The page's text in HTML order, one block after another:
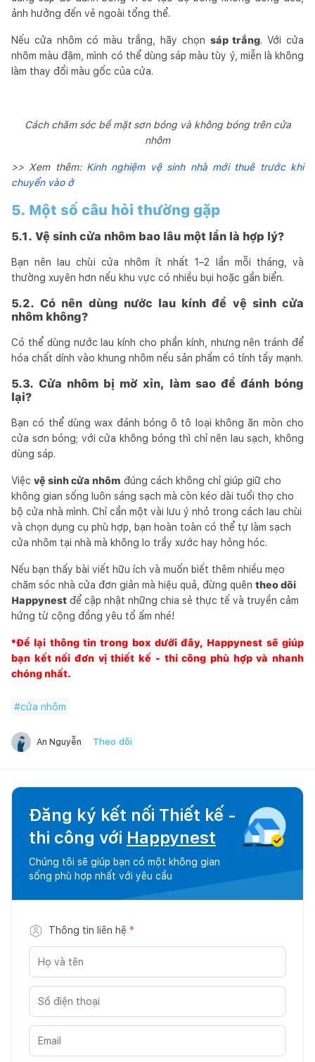
ảnh hưởng đến vẻ ngoài tổng thể.
Nếu cửa nhôm có màu trắng, hãy chọn sáp trắng. Với cửa
nhôm màu đậm, mình có thể dùng sáp màu tùy ý, miễn là không
làm thay đổi màu gốc của cửa.
Cách chăm sóc bề mặt sơn bóng và không bóng trên cửa
nhôm
>> Xem thêm: Kinh nghiệm vệ sinh nhà mới thuê trước khi
chuyển vào ở
5. Một số câu hỏi thường gặp
5.1. Vệ sinh cửa nhôm bao lâu một lần là hợp lý?
Bạn nên lau chùi cửa nhôm ít nhất 1–2 lần mỗi tháng, và
thường xuyên hơn nếu khu vực có nhiều bụi hoặc gần biển.
5.2. Có nên dùng nước lau kính để vệ sinh cửa
nhôm không?
Có thể dùng nước lau kính cho phần kính, nhưng nên tránh để
hóa chất dính vào khung nhôm nếu sản phẩm có tính tẩy mạnh.
5.3. Cửa nhôm bị mờ xỉn, làm sao để đánh bóng
lại?
Bạn có thể dùng wax đánh bóng ô tô loại không ăn mòn cho
cửa sơn bóng; với cửa không bóng thì chỉ nên lau sạch, không
dùng sáp.
Việc vệ sinh cửa nhôm đúng cách không chỉ giúp giữ cho
không gian sống luôn sáng sạch mà còn kéo dài tuổi thọ cho
bộ cửa nhà mình. Chỉ cần một vài lưu ý nhỏ trong cách lau chùi
và chọn dụng cụ phù hợp, bạn hoàn toàn có thể tự làm sạch
cửa nhôm tại nhà mà không lo trầy xước hay hỏng hóc.
Nếu bạn thấy bài viết hữu ích và muốn biết thêm nhiều mẹo
chăm sóc nhà cửa đơn giản mà hiệu quả, đừng quên theo dõi
Happynest để cập nhật những chia sẻ thực tế và truyền cảm
hứng từ cộng đồng yêu tổ ấm nhé!
*Để lại thông tin trong box dưới đây, Happynest sẽ giúp
bạn kết nối đơn vị thiết kế - thi công phù hợp và nhanh
chóng nhất.
#cửa nhôm
An Nguyễn Theo dõi
Đăng ký kết nối Thiết kế -
thi công với Happynest
Chúng tôi sẽ giúp bạn có một không gian
sống phù hợp nhất với yêu cầu
Thông tin liên hệ *